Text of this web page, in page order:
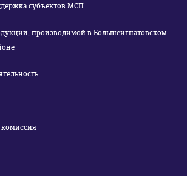
субъектов МСП
производимой в Большеигнатовском
комиссия